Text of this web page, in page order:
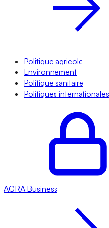
Politique agricole
Environnement
Politique sanitaire
Politiques internationales
AGRA Business